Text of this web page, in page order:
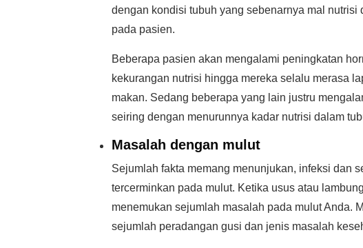
dengan kondisi tubuh yang sebenarnya mal nutrisi
pada pasien.
Beberapa pasien akan mengalami peningkatan
kekurangan nutrisi hingga mereka selalu merasa
makan. Sedang beberapa yang lain justru
seiring dengan menurunnya kadar nutrisi dalam
Masalah dengan mulut
Sejumlah fakta memang menunjukan, infeksi dan
tercerminkan pada mulut. Ketika usus atau
menemukan sejumlah masalah pada mulut Anda.
sejumlah peradangan gusi dan jenis masalah